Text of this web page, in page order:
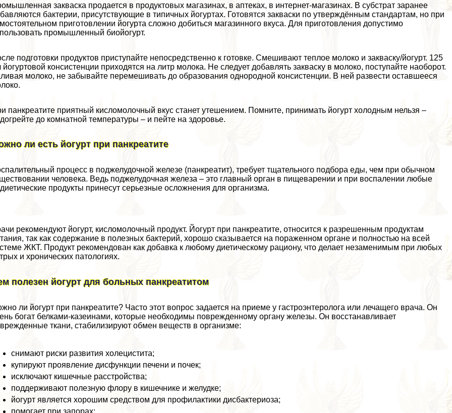
закваска продается в продуктовых магазинах, в аптеках, в интернет-магазинах. В субстрат заранее
бактерии, присутствующие в типичных йогуртах. Готовятся закваски по утверждённым стандартам, но при
приготовлении йогурта сложно добиться магазинного вкуса. Для приготовления допустимо
промышленный биойогурт.
подготовки продуктов приступайте непосредственно к готовке. Смешивают теплое молоко и закваску/йогурт. 125
йогуртовой консистенции приходятся на литр молока. Не следует добавлять закваску в молоко, поступайте наоборот.
молоко, не забывайте перемешивать до образования однородной консистенции. В ней развести оставшееся
панкреатите приятный кисломолочный вкус станет утешением. Помните, принимать йогурт холодным нельзя –
до комнатной температуры – и пейте на здоровье.
ли есть йогурт при панкреатите
процесс в поджелудочной железе (панкреатит), требует тщательного подбора еды, чем при обычном
человека. Ведь поджелудочная железа – это главный орган в пищеварении и при воспалении любые
продукты принесут серьезные осложнения для организма.
рекомендуют йогурт, кисломолочный продукт. Йогурт при панкреатите, относится к разрешенным продуктам
так как содержание в полезных бактерий, хорошо сказывается на пораженном органе и полностью на всей
ЖКТ. Продукт рекомендован как добавка к любому диетическому рациону, что делает незаменимым при любых
и хронических патологиях.
полезен йогурт для больных панкреатитом
ли йогурт при панкреатите? Часто этот вопрос задается на приеме у гастроэнтеролога или лечащего врача. Он
богат белками-казеинами, которые необходимы поврежденному органу железы. Он восстанавливает
ткани, стабилизируют обмен веществ в организме:
снимают риски развития холецистита;
купируют проявление дисфункции печени и почек;
исключают кишечные расстройства;
поддерживают полезную флору в кишечнике и желудке;
йогурт является хорошим средством для профилактики дисбактериоза;